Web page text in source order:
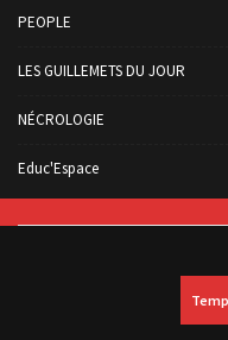
PEOPLE
LES GUILLEMETS DU JOUR
NÉCROLOGIE
Educ'Espace